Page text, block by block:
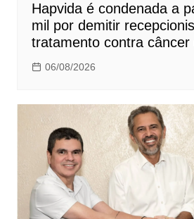
Hapvida é condenada a
mil por demitir
tratamento contra câncer
06/08/2026